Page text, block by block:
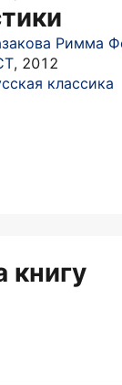
Римма
, 2012
классика
книгу